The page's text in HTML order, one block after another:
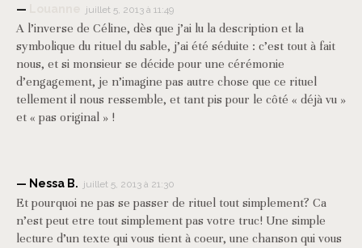
juillet 5, 2013 à 11:49
A l’inverse de Céline, dès que j’ai lu la description et la
symbolique du rituel du sable, j’ai été séduite : c’est tout à fait
nous, et si monsieur se décide pour une cérémonie
d’engagement, je n’imagine pas autre chose que ce rituel
tellement il nous ressemble, et tant pis pour le côté « déjà vu »
et « pas original » !
Nessa B. juillet 5, 2013 à 21:30
Et pourquoi ne pas se passer de rituel tout simplement? Ca
n’est peut etre tout simplement pas votre truc! Une simple
lecture d’un texte qui vous tient à coeur, une chanson qui vous